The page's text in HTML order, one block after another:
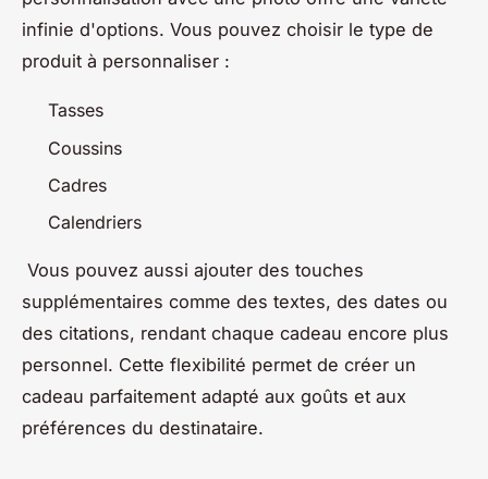
infinie d'options. Vous pouvez choisir le type de
produit à personnaliser :
Tasses
Coussins
Cadres
Calendriers
Vous pouvez aussi ajouter des touches
supplémentaires comme des textes, des dates ou
des citations, rendant chaque cadeau encore plus
personnel. Cette flexibilité permet de créer un
cadeau parfaitement adapté aux goûts et aux
préférences du destinataire.